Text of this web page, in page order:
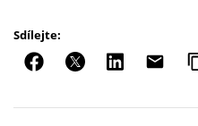
Sdílejte: